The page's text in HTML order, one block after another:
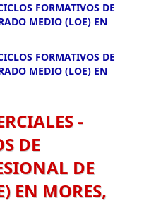
FORMATIVOS DE
MEDIO (LOE) EN
FORMATIVOS DE
MEDIO (LOE) EN
-
DE
DE
EN MORES,